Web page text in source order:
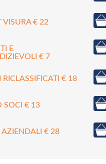
VISURA € 22
E
€ 7
RICLASSIFICATI € 18
SOCI € 13
AZIENDALI € 28